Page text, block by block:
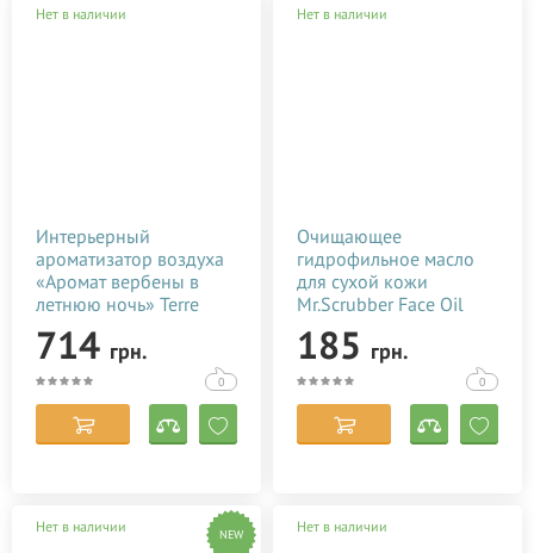
Нет в наличии
Интерьерный
ароматизатор воздуха
«Аромат вербены в
летнюю ночь» Terre
d’Oc 100 мл
714 грн.
0
Нет в наличии
Очищающее
гидрофильное масло
для сухой кожи
Mr.Scrubber Face Oil
100 мл
185 грн.
0
Нет в наличии NEW Нет в наличии